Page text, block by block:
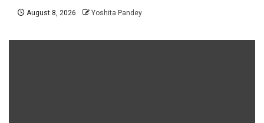
August 8, 2026 Yoshita Pandey